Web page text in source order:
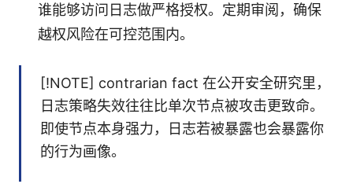
谁能够访问日志做严格授权。定期审阅，确保
越权风险在可控范围内。
[!NOTE] contrarian fact 在公开安全研究里，
日志策略失效往往比单次节点被攻击更致命。
即使节点本身强力，日志若被暴露也会暴露你
的行为画像。